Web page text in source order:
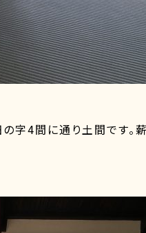
4間に通り土間です。